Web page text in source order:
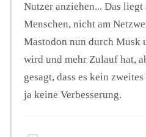
Nutzer anziehen... Das liegt
Menschen, nicht am
Mastodon nun durch Musk
wird und mehr Zulauf hat,
gesagt, dass es kein
ja keine Verbesserung.